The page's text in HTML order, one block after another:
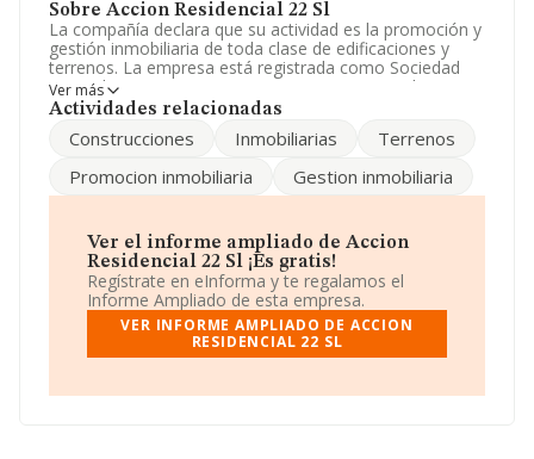
Sobre Accion Residencial 22 Sl
La compañía declara que su actividad es la promoción y
gestión inmobiliaria de toda clase de edificaciones y
terrenos. La empresa está registrada como Sociedad
Limitada. Tiene CNAE: 6812 - '%cnae%'. No realiza
actividad de importación y/o exportación.
Teniendo en cuenta la información disponible en
por debajo de la media de sector.
B39638440, está situada en Calle Trasmiera núm. 8 3
M, (39005), Santander, Cantabria.
En relación con el sector y disponiendo de los datos de
hasta 231.218 empresas, en el ámbito nacional la
facturación alcanza la cifra de 29.817 millones de euros
y el promedio de la facturación de ventas entre todas
con la información de la provincia de Cantabria, en la
Ver más
Actividades relacionadas
Construcciones Inmobiliarias
Terrenos
Promocion inmobiliaria
Gestion inmobiliaria
Ver el informe ampliado de Accion
Residencial 22 Sl ¡Es gratis!
Regístrate en eInforma y te regalamos el
Informe Ampliado de esta empresa.
VER INFORME AMPLIADO DE ACCION
RESIDENCIAL 22 SL